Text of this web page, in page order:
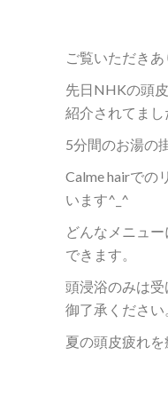
ご覧いただきあ
先日NHKの頭
紹介されてまし
5分間のお湯の
Calme hairでの
います^_^
どんなメニュ
できます。
頭浸浴のみは
御了承ください
夏の頭皮疲れを